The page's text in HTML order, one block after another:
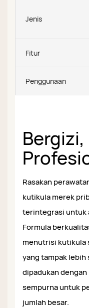
Jenis
Fitur
Penggunaan
Rasakan
kutikula merek
terintegrasi untuk
Formula
menutrisi kutikula
yang tampak lebih
dipadukan
sempurna untuk
jumlah besar.